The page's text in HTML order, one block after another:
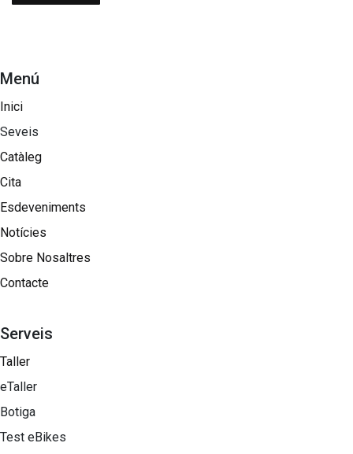
Menú
Inici
Seveis
Catàleg
Cita
Esdeveniments
Notícies
Sobre Nosaltres​
Contacte
Serveis
Taller
eTaller
Botiga
Test eBikes